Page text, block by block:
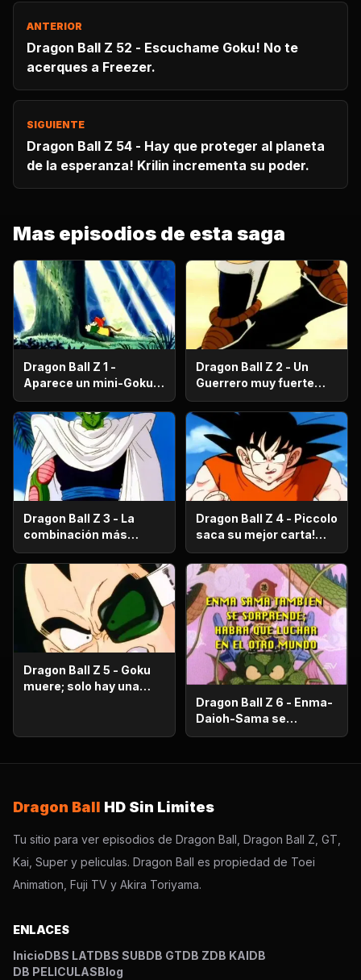
ANTERIOR
Dragon Ball Z 52 - Escuchame Goku! No te
acerques a Freezer.
SIGUIENTE
Dragon Ball Z 54 - Hay que proteger al planeta
de la esperanza! Krilin incrementa su poder.
Mas episodios de esta saga
Dragon Ball Z 1 -
Aparece un mini-Goku,
su nombre es Gohan.
Dragon Ball Z 2 - Un
Guerrero muy fuerte
con antecedentes
históricos; se trata del
hermano mayor de
Goku.
Dragon Ball Z 3 - La
combinación más
fuerte de este Mundo.
Dragon Ball Z 4 - Piccolo
saca su mejor carta!
Gohan, un niño llorón.
Dragon Ball Z 5 - Goku
muere; solo hay una
Dragon Ball Z 6 - Enma-
Daioh-Sama se
sorprende. Habrá que
mundo?
Dragon Ball HD Sin Limites
Tu sitio para ver episodios de Dragon Ball, Dragon Ball Z, GT,
Kai, Super y peliculas. Dragon Ball es propiedad de Toei
Animation, Fuji TV y Akira Toriyama.
ENLACES
InicioDBS LATDBS SUBDB GTDB ZDB KAIDB
DB PELICULASBlog